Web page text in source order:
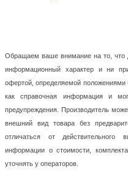
Обращаем ваше внимание на то, что
информационный характер и ни
офертой, определяемой
как справочная информация и
предупреждения. Производитель
внешний вид товара без
отличаться от
информации о стоимости,
уточнять у операторов.